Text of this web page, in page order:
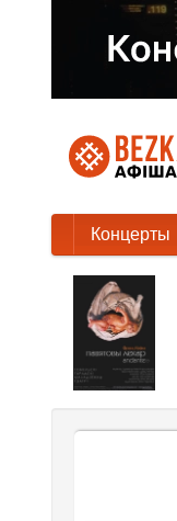
Концерты